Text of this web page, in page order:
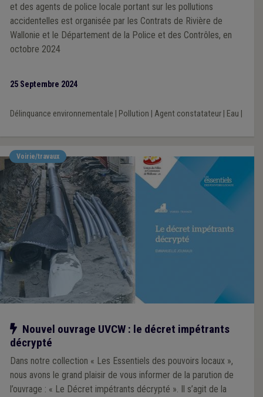
et des agents de police locale portant sur les pollutions
accidentelles est organisée par les Contrats de Rivière de
Wallonie et le Département de la Police et des Contrôles, en
octobre 2024
25 Septembre 2024
Délinquance environnementale Pollution Agent constatateur| Eau
Voirie/travaux
Notre action
Nouvel ouvrage UVCW : le décret impétrants
décrypté
Dans notre collection « Les Essentiels des pouvoirs locaux »,
nous avons le grand plaisir de vous informer de la parution de
l’ouvrage : « Le Décret impétrants décrypté ». Il s’agit de la